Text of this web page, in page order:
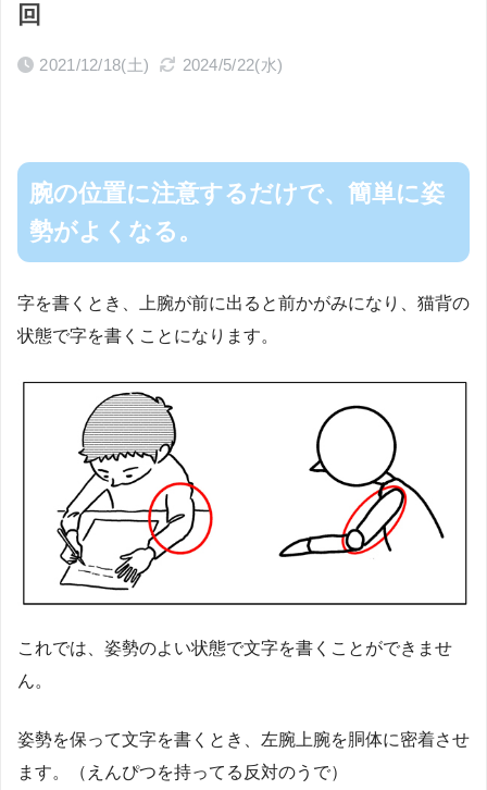
回
2021/12/18(土) 2024/5/22(水)
腕の位置に注意するだけで、簡単に姿
勢がよくなる。
字を書くとき、上腕が前に出ると前かがみになり、猫背の
状態で字を書くことになります。
これでは、姿勢のよい状態で文字を書くことができませ
ん。
姿勢を保って文字を書くとき、左腕上腕を胴体に密着させ
ます。（えんぴつを持ってる反対のうで）